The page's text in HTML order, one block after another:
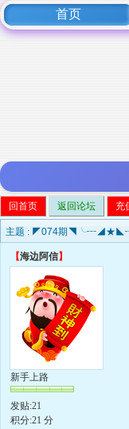
首页
回首页 返回论坛 充
主题 : ◤074期◥╰┅◢★◣┅╯
【海边阿信】
新手上路
发贴:21
积分:21 分